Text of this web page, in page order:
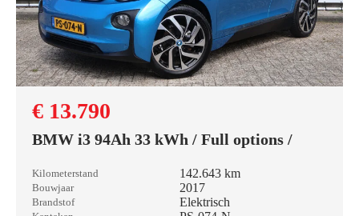
€ 13.790
BMW i3 94Ah 33 kWh / Full options /
Kilometerstand 142.643 km
Bouwjaar 2017
Brandstof Elektrisch